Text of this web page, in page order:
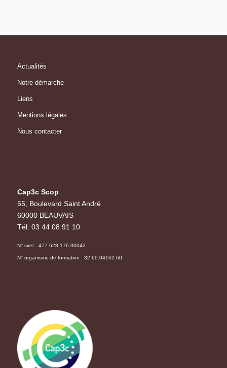
Actualités
Notre démarche
Liens
Mentions légales
Nous contacter
Cap3c Scop
55, Boulevard Saint André
60000 BEAUVAIS
Tél. 03 44 08 91 10
N° siret : 477 628 176 00042
N° organisme de formation : 32.60.04162.60